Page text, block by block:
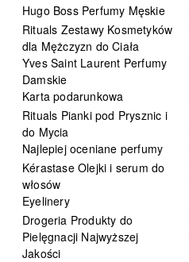
Hugo Boss Perfumy Męskie
Rituals Zestawy Kosmetyków
dla Mężczyzn do Ciała
Yves Saint Laurent Perfumy
Damskie
Karta podarunkowa
Rituals Pianki pod Prysznic i
do Mycia
Najlepiej oceniane perfumy
Kérastase Olejki i serum do
włosów
Eyelinery
Drogeria Produkty do
Pielęgnacji Najwyższej
Jakości